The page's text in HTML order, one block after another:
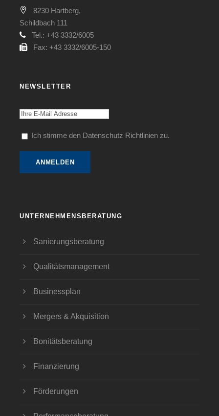
8230 Hartberg,
Schildbach 111
Tel.: +43 3332/6005
Fax: +43 3332/6005-150
NEWSLETTER
Ich stimme den Datenschutz Richtlinien zu.
UNTERNEHMENSBERATUNG
Sanierungsberatung
Qualitätsmanagement
Businessplan
Mergers & Akquisition
Bonitätsberatung
Finanzierung
Förderungen